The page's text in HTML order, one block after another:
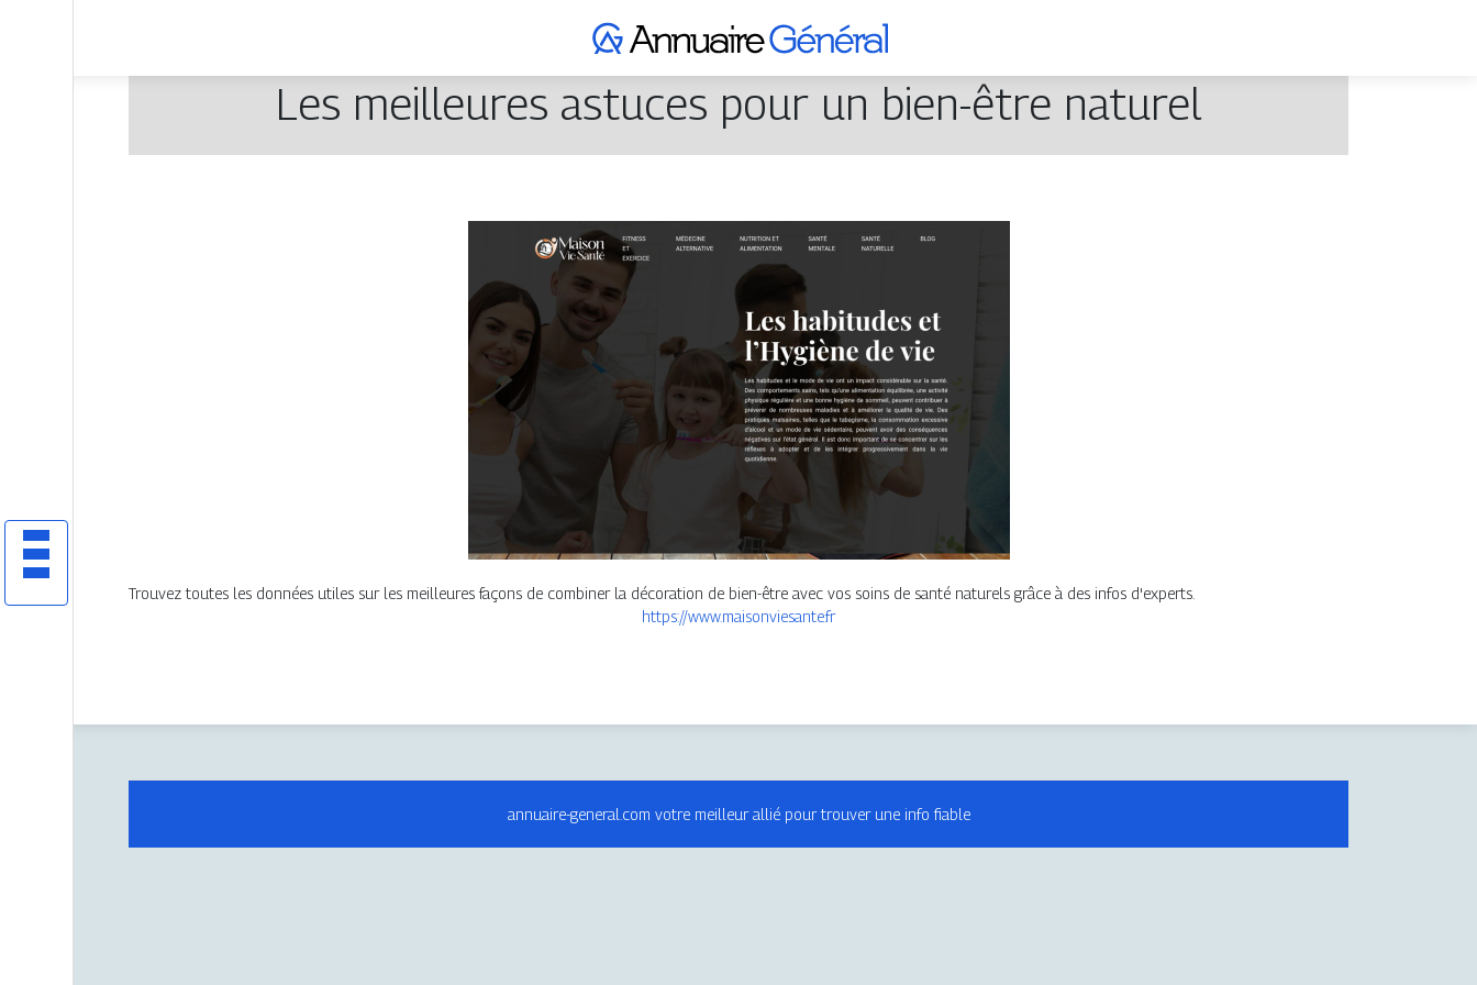
Les meilleures astuces pour un bien-être naturel
Trouvez toutes les données utiles sur les meilleures façons de combiner la décoration de bien-être avec vos soins de santé naturels grâce à des infos d'experts.
https://www.maisonviesante.fr
annuaire-general.com votre meilleur allié pour trouver une info fiable